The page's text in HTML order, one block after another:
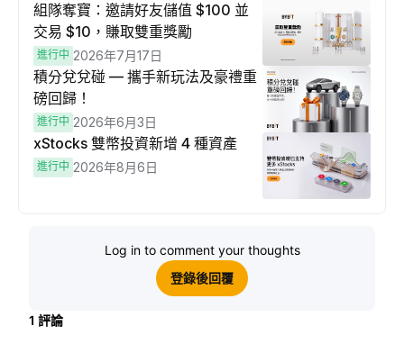
組隊奪寶：邀請好友儲值 $100 並
交易 $10，賺取雙重獎勵
進行中 2026年7月17日
積分兌兌碰 — 攜手新玩法及豪禮重
磅回歸！
進行中 2026年6月3日
xStocks 雙幣投資新增 4 種資產
進行中 2026年8月6日
Log in to comment your thoughts
登錄後回覆
1 評論